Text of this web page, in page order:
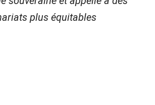
plus équitables